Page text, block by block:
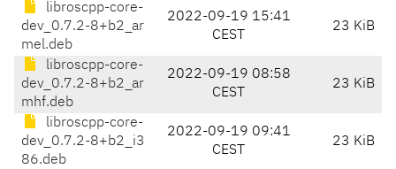
libroscpp-core-
dev_0.7.2-8+b2_ar
mel.deb
2022-09-19 15:41
CEST
23 KiB
libroscpp-core-
dev_0.7.2-8+b2_ar
mhf.deb
2022-09-19 08:58
CEST
23 KiB
libroscpp-core-
dev_0.7.2-8+b2_i3
86.deb
2022-09-19 09:41
CEST
23 KiB